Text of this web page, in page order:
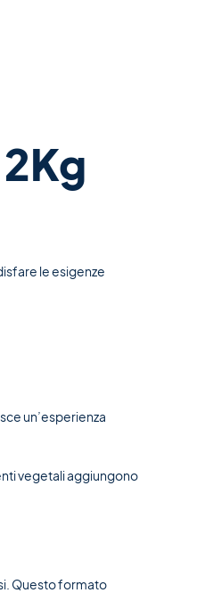
le esigenze
un’esperienza
vegetali aggiungono
Questo formato